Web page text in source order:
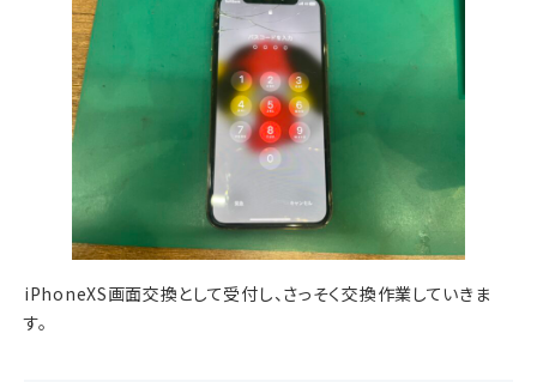
iPhoneXS画面交換として受付し、さっそく交換作業していきま
す。